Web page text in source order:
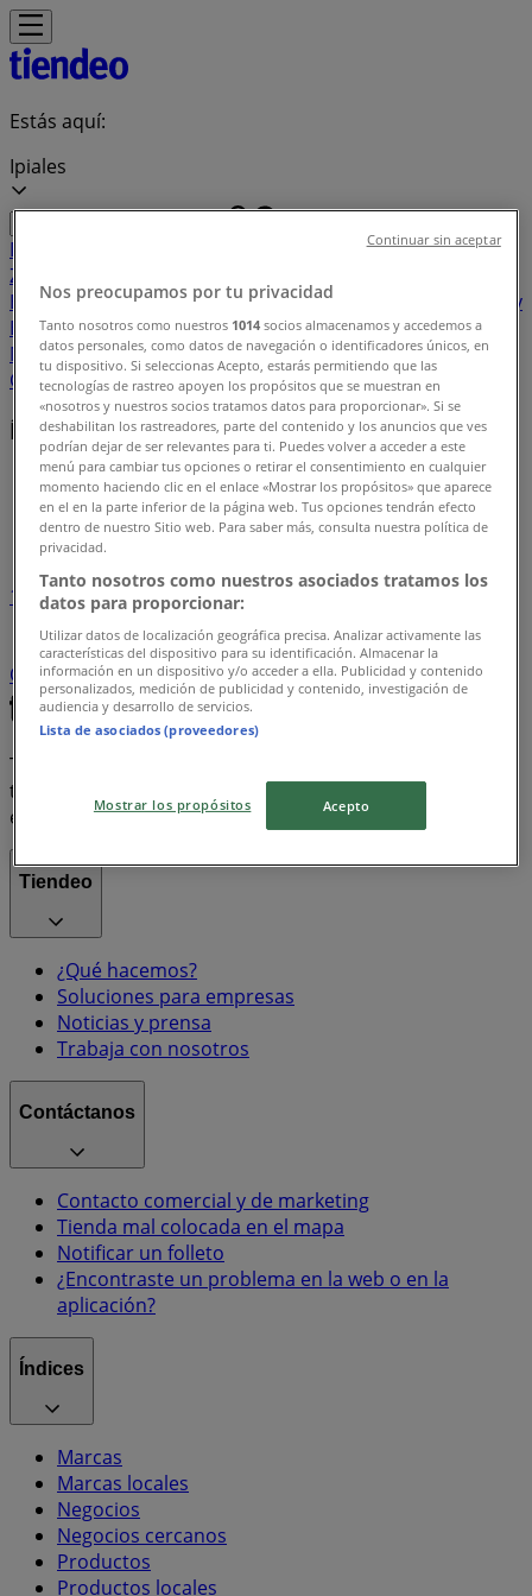
Estás aquí:
Ipiales
Destacados
Zapatos
ElectrónicaFarmacias, Droguerías y Ópticas
Perfumerías y
BellezaRestaurantesJuguetes y BebésDeporteCarros,
Motos y RepuestosFerreterías y ConstrucciónLibros y
CineViajesBancos y Seguros
Índice de ofertas en Ipiales
Tiendeo en Ipiales»
Índice de ofertas
1
Supermercados
arroz
Farmacias, Droguerías y
Ópticas
Ropa y Zapatos celulares televisores
Tiendeo forma parte de Shopfully, la empresa
tecnológica que está reinventando las compras locales
en todo el mundo.
Tiendeo
¿Qué hacemos?
Soluciones para empresas
Noticias y prensa
Trabaja con nosotros
Contáctanos
Contacto comercial y de marketing
Tienda mal colocada en el mapa
Notificar un folleto
¿Encontraste un problema en la web o en la
aplicación?
Índices
Marcas
Marcas locales
Negocios
Negocios cercanos
Productos
Productos locales
Nos preocupamos por tu privacidad
Tanto nosotros como nuestros 1014 socios almacenamos y accedemos a
datos personales, como datos de navegación o identificadores únicos, en
tu dispositivo. Si seleccionas Acepto, estarás permitiendo que las
tecnologías de rastreo apoyen los propósitos que se muestran en
«nosotros y nuestros socios tratamos datos para proporcionar». Si se
deshabilitan los rastreadores, parte del contenido y los anuncios que ves
podrían dejar de ser relevantes para ti. Puedes volver a acceder a este
menú para cambiar tus opciones o retirar el consentimiento en cualquier
momento haciendo clic en el enlace «Mostrar los propósitos» que aparece
en el en la parte inferior de la página web. Tus opciones tendrán efecto
dentro de nuestro Sitio web. Para saber más, consulta nuestra política de
privacidad.
Tanto nosotros como nuestros asociados tratamos los
datos para proporcionar:
Utilizar datos de localización geográfica precisa. Analizar activamente las
características del dispositivo para su identificación. Almacenar la
información en un dispositivo y/o acceder a ella. Publicidad y contenido
personalizados, medición de publicidad y contenido, investigación de
audiencia y desarrollo de servicios.
Lista de asociados (proveedores)
Mostrar los propósitos Acepto
Continuar sin aceptar